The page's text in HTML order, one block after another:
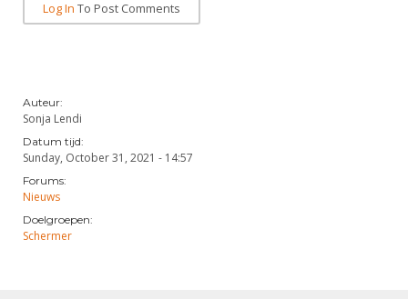
Log In To Post Comments
Auteur:
Sonja Lendi
Datum tijd:
Sunday, October 31, 2021 - 14:57
Forums:
Nieuws
Doelgroepen:
Schermer